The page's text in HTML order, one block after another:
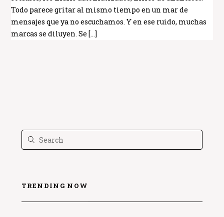
Todo parece gritar al mismo tiempo en un mar de
mensajes que ya no escuchamos. Y en ese ruido, muchas
marcas se diluyen. Se […]
TRENDING NOW